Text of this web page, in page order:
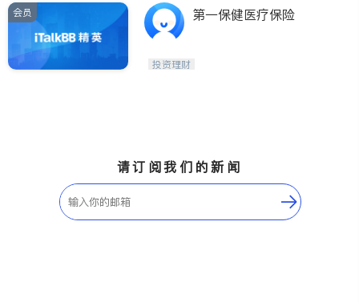
会员 第一保健医疗保险
投资理财
请订阅我们的新闻